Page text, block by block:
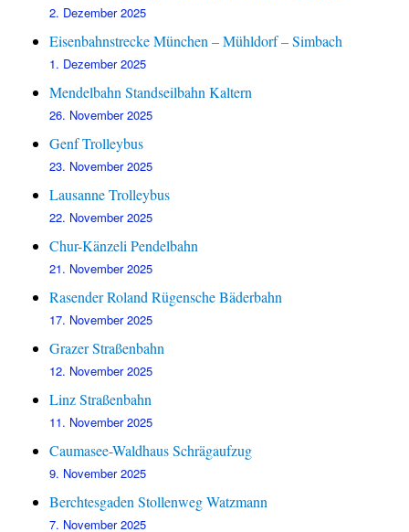
2. Dezember 2025
Eisenbahnstrecke München – Mühldorf – Simbach
1. Dezember 2025
Mendelbahn Standseilbahn Kaltern
26. November 2025
Genf Trolleybus
23. November 2025
Lausanne Trolleybus
22. November 2025
Chur-Känzeli Pendelbahn
21. November 2025
Rasender Roland Rügensche Bäderbahn
17. November 2025
Grazer Straßenbahn
12. November 2025
Linz Straßenbahn
11. November 2025
Caumasee-Waldhaus Schrägaufzug
9. November 2025
Berchtesgaden Stollenweg Watzmann
7. November 2025